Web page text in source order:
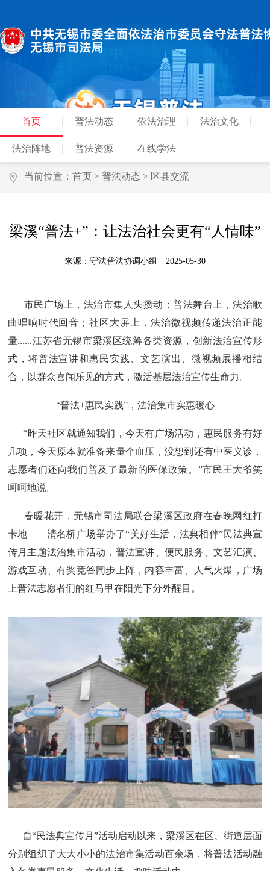
首页 普法动态 依法治理 法治文化
法治阵地 普法资源 在线学法
当前位置： 首页 > 普法动态 > 区县交流
梁溪“普法+”：让法治社会更有“人情味”
来源：守法普法协调小组 2025-05-30
市民广场上，法治市集人头攒动；普法舞台上，法治歌
曲唱响时代回音；社区大屏上，法治微视频传递法治正能
量......江苏省无锡市梁溪区统筹各类资源，创新法治宣传形
式，将普法宣讲和惠民实践、文艺演出、微视频展播相结
合，以群众喜闻乐见的方式，激活基层法治宣传生命力。
“普法+惠民实践”，法治集市实惠暖心
“昨天社区就通知我们，今天有广场活动，惠民服务有好
几项，今天原本就准备来量个血压，没想到还有中医义诊，
志愿者们还向我们普及了最新的医保政策。”市民王大爷笑
呵呵地说。
春暖花开，无锡市司法局联合梁溪区政府在春晚网红打
卡地——清名桥广场举办了“美好生活，法典相伴”民法典宣
传月主题法治集市活动，普法宣讲、便民服务、文艺汇演、
游戏互动、有奖竞答同步上阵，内容丰富、人气火爆，广场
上普法志愿者们的红马甲在阳光下分外醒目。
自“民法典宣传月”活动启动以来，梁溪区在区、街道层面
分别组织了大大小小的法治市集活动百余场，将普法活动融